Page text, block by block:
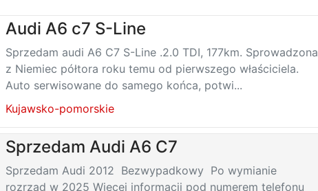
Audi A6 c7 S-Line
Sprzedam audi A6 C7 S-Line .2.0 TDI, 177km. Sprowadzona
z Niemiec półtora roku temu od pierwszego właściciela.
Auto serwisowane do samego końca, potwi...
Kujawsko-pomorskie
Sprzedam Audi A6 C7
Sprzedam Audi 2012 Bezwypadkowy Po wymianie
rozrząd w 2025 Więcej informacji pod numerem telefonu